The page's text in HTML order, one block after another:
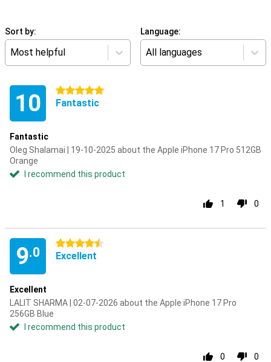
Sort by:
Most helpful
Language:
All languages
10 5 stars
Fantastic
Fantastic
Oleg Shalamai | 19-10-2025 about the Apple iPhone 17 Pro 512GB
Orange
I recommend this product
1 0
9.0
4.5 stars
Excellent
Excellent
LALIT SHARMA | 02-07-2026 about the Apple iPhone 17 Pro
256GB Blue
I recommend this product
0 0